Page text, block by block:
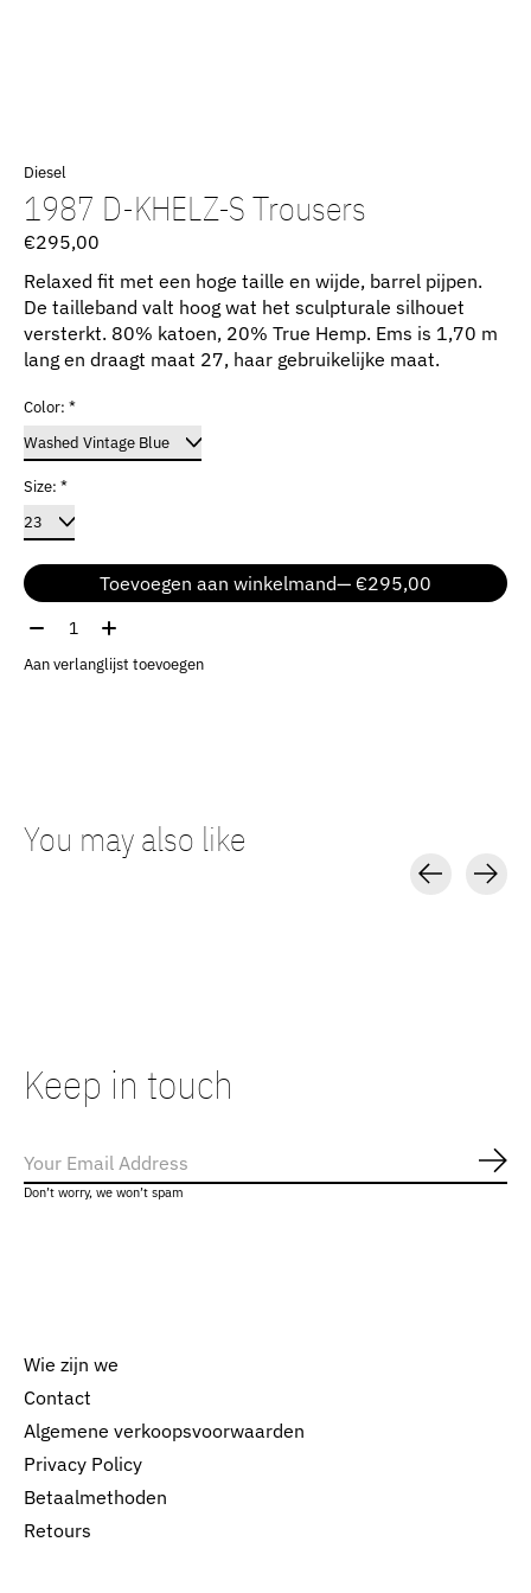
Diesel
1987 D-KHELZ-S Trousers
€295,00
Relaxed fit met een hoge taille en wijde, barrel pijpen.
De tailleband valt hoog wat het sculpturale silhouet
versterkt. 80% katoen, 20% True Hemp. Ems is 1,70 m
lang en draagt ​​maat 27, haar gebruikelijke maat.
Color: *
Size: *
Toevoegen aan winkelmand
— €295,00
Aantal:
Aan verlanglijst toevoegen
You may also like
Keep in touch
Don’t worry, we won’t spam
Wie zijn we
Contact
Algemene verkoopsvoorwaarden
Privacy Policy
Betaalmethoden
Retours